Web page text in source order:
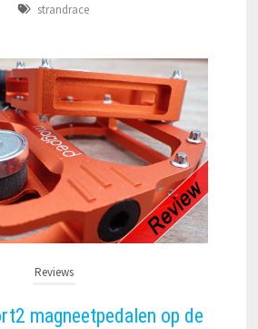
strandrace
Reviews
magneetpedalen op de